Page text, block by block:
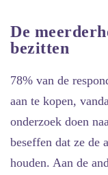
De
bezitten
78% van de
aan te kopen,
onderzoek doen
beseffen dat ze de
houden. Aan de